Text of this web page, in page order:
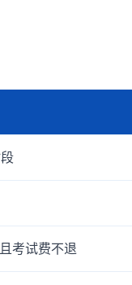
考试费不退